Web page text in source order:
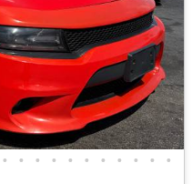
• • • • • • • • • • •